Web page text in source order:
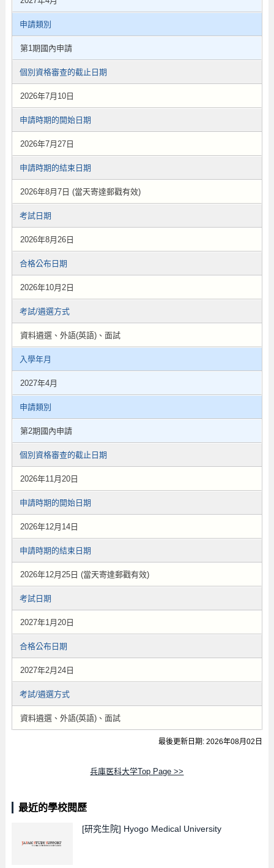
申請類別
第1期國內申請
個別資格審查的截止日期
2026年7月10日
申請時期的開始日期
2026年7月27日
申請時期的結束日期
2026年8月7日 (當天寄達郵戳有效)
考試日期
2026年8月26日
合格公布日期
2026年10月2日
考試/遴選方式
資料遴選、外語(英語)、面試
入學年月
2027年4月
申請類別
第2期國內申請
個別資格審查的截止日期
2026年11月20日
申請時期的開始日期
2026年12月14日
申請時期的結束日期
2026年12月25日 (當天寄達郵戳有效)
考試日期
2027年1月20日
合格公布日期
2027年2月24日
考試/遴選方式
資料遴選、外語(英語)、面試
最後更新日期: 2026年08月02日
兵庫医科大学Top Page >>
最近的學校閱歷
[研究生院] Hyogo Medical University